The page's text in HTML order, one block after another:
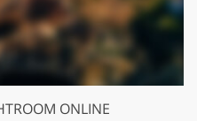
ONLINE